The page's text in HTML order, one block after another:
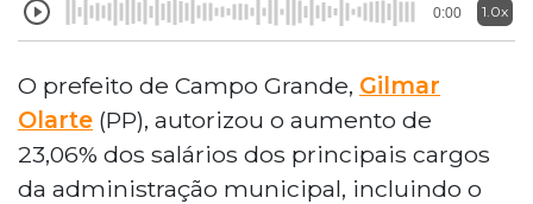
0:00 1.0x
O prefeito de Campo Grande, Gilmar
Olarte (PP), autorizou o aumento de
23,06% dos salários dos principais cargos
da administração municipal, incluindo o